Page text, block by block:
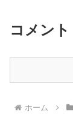
コメント
ホーム